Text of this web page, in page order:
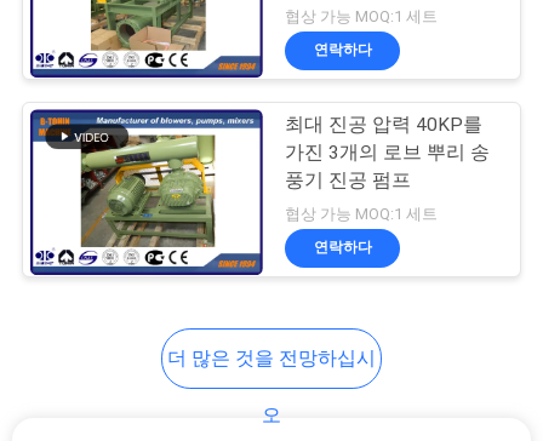
세
요
COMPANY
NEWS
협상 가능 MOQ:1 세트
연락하다
최대 진공 압력 40KP를
가진 3개의 로브 뿌리 송
풍기 진공 펌프
협상 가능 MOQ:1 세트
연락하다
더 많은 것을 전망하십시
오